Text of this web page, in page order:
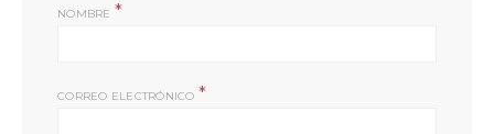
NOMBRE *
CORREO ELECTRÓNICO *